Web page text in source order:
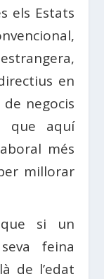
els Estats
en
de negocis
que aquí
més
millorar
si un
feina
de l’edat